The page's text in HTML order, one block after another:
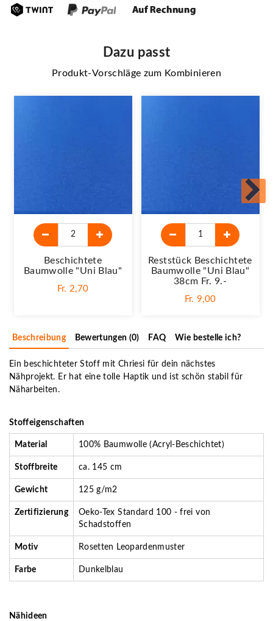
Dazu passt
Produkt-Vorschläge zum Kombinieren
Beschichtete
Baumwolle "Uni Blau"
Fr. 2,70
Reststück Beschichtete
Baumwolle "Uni Blau"
38cm Fr. 9.-
Fr. 9,00
Beschreibung Bewertungen (0) FAQ Wie bestelle ich?
Ein beschichteter Stoff mit Chriesi für dein nächstes
Nähprojekt. Er hat eine tolle Haptik und ist schön stabil für
Näharbeiten.
Stoffeigenschaften
Material 100% Baumwolle (Acryl-Beschichtet)
Stoffbreite ca. 145 cm
Gewicht 125 g/m2
Zertifizierung
Oeko-Tex Standard 100 - frei von
Schadstoffen
Motiv Rosetten Leopardenmuster
Farbe Dunkelblau
Nähideen